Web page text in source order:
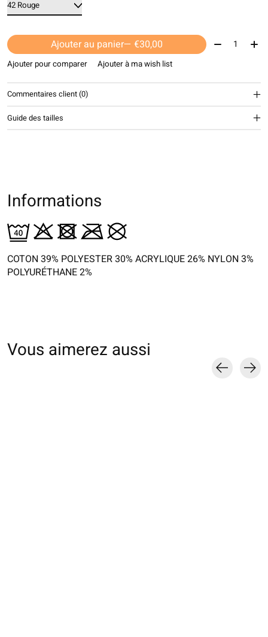
Ajouter au panier — €30,00 Quantité:
Ajouter pour comparer Ajouter à ma wish list
Commentaires client (0)
Guide des tailles
Informations
COTON 39% POLYESTER 30% ACRYLIQUE 26% NYLON 3%
POLYURÉTHANE 2%
Vous aimerez aussi